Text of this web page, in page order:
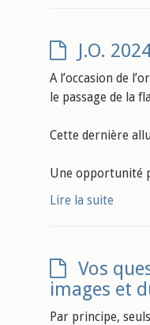
J.O.
A l’occasion de
le passage de la
Cette dernière
Une opportunité
Lire la suite
Vos
images et
Par principe,